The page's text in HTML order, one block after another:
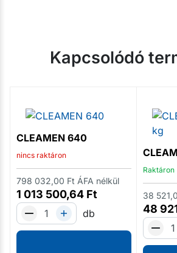
Kapcsolódó
CLEAMEN 640
nincs raktáron
1 013 500,64 Ft
798 032,00 Ft ÁFA nélkül
db
Raktáron
48
38